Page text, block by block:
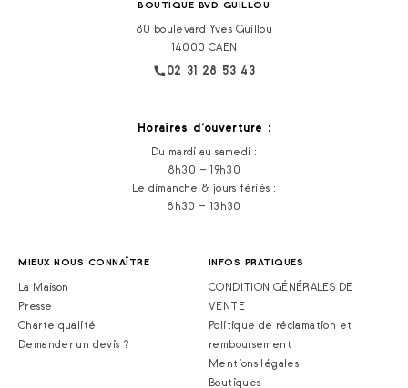
BOUTIQUE BVD GUILLOU
80 boulevard Yves Guillou
14000 CAEN
02 31 28 53 43
Horaires d‘ouverture :
Du mardi au samedi :
8h30 – 19h30
Le dimanche & jours fériés :
8h30 – 13h30
MIEUX NOUS CONNAÎTRE
La Maison
Presse
Charte qualité
Demander un devis ?
INFOS PRATIQUES
CONDITION GÉNÉRALES DE
VENTE
Politique de réclamation et
remboursement
Mentions légales
Boutiques